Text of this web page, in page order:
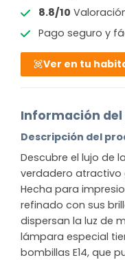
8.8/10
Pago seguro y
Ver en tu
Información
Descripción del
Descubre el lujo de
verdadero atractivo
Hecha para
refinado con sus
dispersan la luz de
lámpara especial
bombillas E14, que